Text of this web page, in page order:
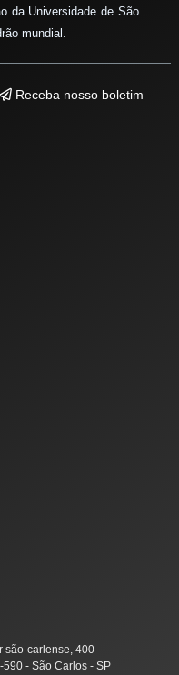
da Universidade de São
mundial.
Receba nosso boletim
são-carlense, 400
590 - São Carlos - SP